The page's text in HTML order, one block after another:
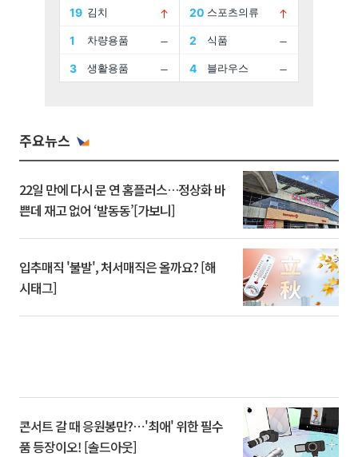
주요뉴스
22일 만에 다시 문 연 홈플러스…정상화 바
쁜데 재고 없어 ‘발동동’[가보니]
입추매직 '불발', 처서매직은 올까요? [해
시태그]
콘서트 갈 때 응원봉만?⋯'최애' 위한 필수
품 등장이오! [솔드아웃]